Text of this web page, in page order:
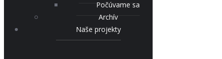
Počúvame sa
Archív
Naše projekty